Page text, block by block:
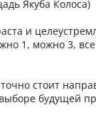
Якуба Колоса)
и
1, можно 3,
стоит
будущей